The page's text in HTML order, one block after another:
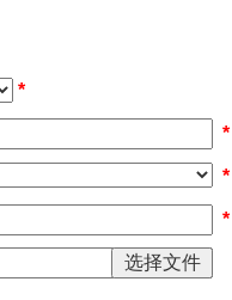
*
*
*
*